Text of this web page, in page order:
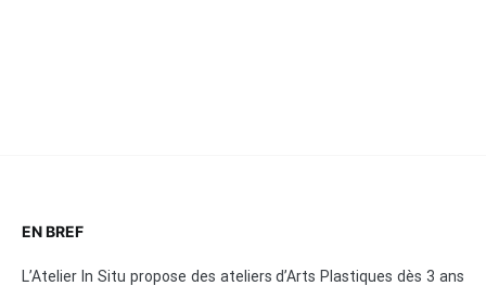
EN BREF
L’Atelier In Situ propose des ateliers d’Arts Plastiques dès 3 ans